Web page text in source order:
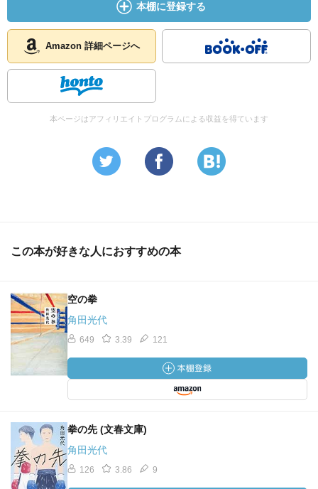
本棚に登録する
Amazon 詳細ページへ
本ページはアフィリエイトプログラムによる収益を得ています
この本が好きな人におすすめの本
空の拳
角田光代
649 3.39 121
拳の先 (文春文庫)
角田光代
126 3.86 9